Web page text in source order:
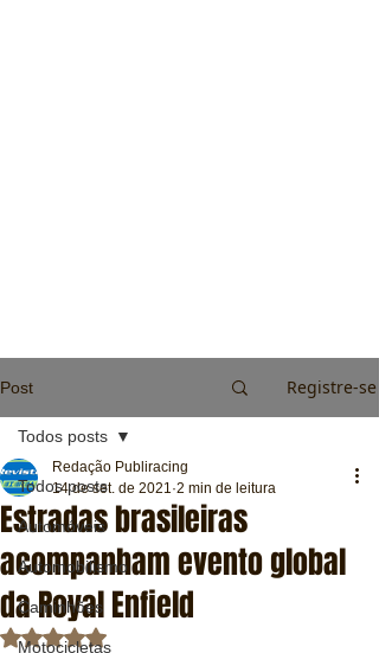
Post Registre-se
Todos posts
Automóveis
Automobilismo
Caminhões
Motocicletas
Todos posts
Estradas brasileiras
acompanham evento global
da Royal Enfield
Redação Publiracing
14 de set. de 2021 2 min de leitura
Avaliado com NaN de 5 estrelas.